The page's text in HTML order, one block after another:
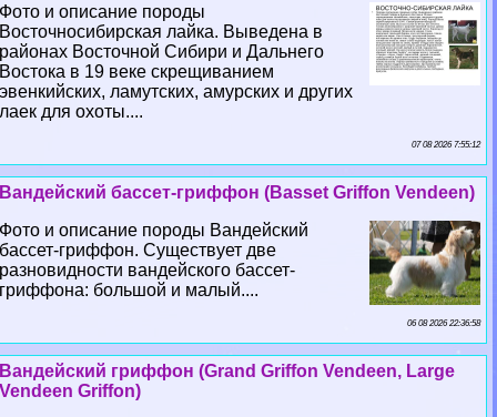
Фото и описание породы
Восточносибирская лайка. Выведена в
районах Восточной Сибири и Дальнего
Востока в 19 веке скрещиванием
эвенкийских, ламутских, амурских и других
лаек для охоты....
07 08 2026 7:55:12
Вандейский бассет-гриффон (Basset Griffon Vendeen)
Фото и описание породы Вандейский
бассет-гриффон. Существует две
разновидности вандейского бассет-
гриффона: большой и малый....
06 08 2026 22:36:58
Вандейский гриффон (Grand Griffon Vendeen, Large
Vendeen Griffon)